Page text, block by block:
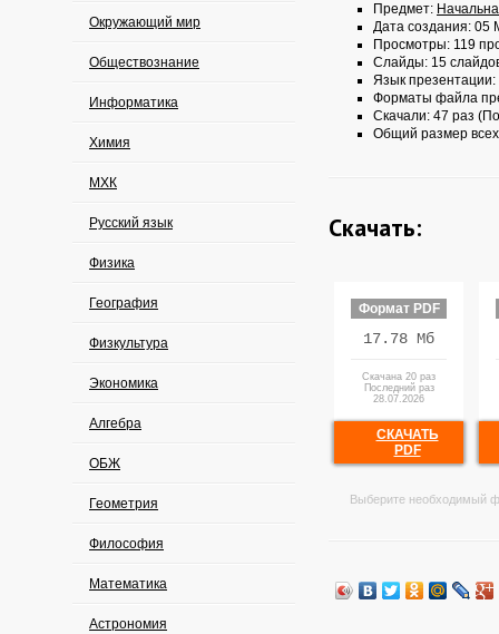
Окружающий мир
Обществознание
Информатика
Химия
МХК
Русский язык
Физика
География
Физкультура
Экономика
Алгебра
ОБЖ
Геометрия
Философия
Математика
Астрономия
Предмет:
Дата создания: 05
Просмотры: 119
Слайды: 15
Язык презентации:
Форматы файла
Скачали: 47 раз
Общий размер
Скачать:
Формат PDF
17.78 Мб
Скачана 20 раз
Последний раз
28.07.2026
СКАЧАТЬ
PDF
Выберите необходимый